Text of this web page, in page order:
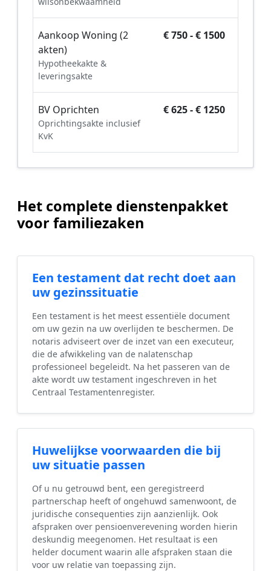
Aankoop Woning (2
akten)
Hypotheekakte &
leveringsakte
€ 750 - € 1500
BV Oprichten
Oprichtingsakte inclusief
KvK
€ 625 - € 1250
Het complete dienstenpakket
voor familiezaken
Een testament dat recht doet aan
uw gezinssituatie
Een testament is het meest essentiële document
om uw gezin na uw overlijden te beschermen. De
notaris adviseert over de inzet van een executeur,
die de afwikkeling van de nalatenschap
professioneel begeleidt. Na het passeren van de
akte wordt uw testament ingeschreven in het
Centraal Testamentenregister.
Huwelijkse voorwaarden die bij
uw situatie passen
Of u nu getrouwd bent, een geregistreerd
partnerschap heeft of ongehuwd samenwoont, de
juridische consequenties zijn aanzienlijk. Ook
afspraken over pensioenverevening worden hierin
deskundig meegenomen. Het resultaat is een
helder document waarin alle afspraken staan die
voor uw relatie van toepassing zijn.